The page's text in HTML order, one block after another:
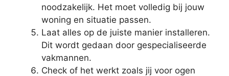
noodzakelijk. Het moet volledig bij jouw
woning en situatie passen.
Laat alles op de juiste manier installeren.
Dit wordt gedaan door gespecialiseerde
vakmannen.
Check of het werkt zoals jij voor ogen